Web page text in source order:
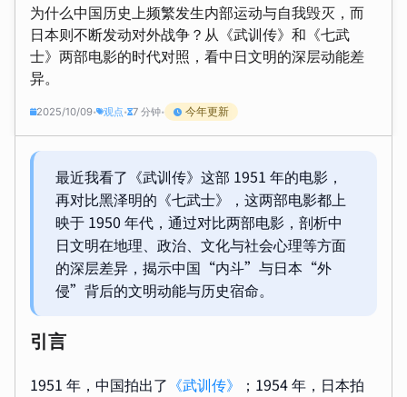
为什么中国历史上频繁发生内部运动与自我毁灭，而
日本则不断发动对外战争？从《武训传》和《七武
士》两部电影的时代对照，看中日文明的深层动能差
异。
2025/10/09• 观点 • 7 分钟• 今年更新
最近我看了《武训传》这部 1951 年的电影，
再对比黑泽明的《七武士》，这两部电影都上
映于 1950 年代，通过对比两部电影，剖析中
日文明在地理、政治、文化与社会心理等方面
的深层差异，揭示中国“内斗”与日本“外
侵”背后的文明动能与历史宿命。
引言
1951 年，中国拍出了 《武训传》
；1954 年，日本拍